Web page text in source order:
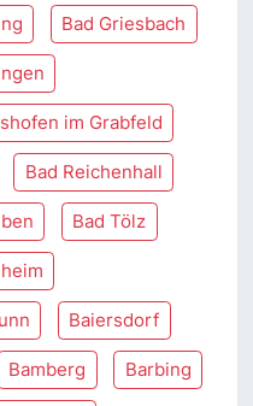
Bad Griesbach
im Grabfeld
Bad Reichenhall
Bad Tölz
Baiersdorf
Bamberg Barbing